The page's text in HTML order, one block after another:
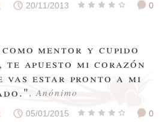
20/11/2013 0
mentor y cupido
te apuesto mi corazón
vas estar pronto a mi
, Anónimo
05/01/2015 0